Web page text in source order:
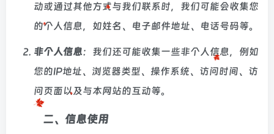
动或通过其他方式与我们联系时，我们可能会收集您
的个人信息，如姓名、电子邮件地址、电话号码等。
非个人信息：我们还可能收集一些非个人信息，例如
您的IP地址、浏览器类型、操作系统、访问时间、访
问页面以及与本网站的互动等。
二、信息使用